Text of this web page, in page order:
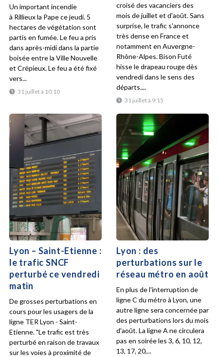
31 juillet à 10:10
Un important incendie
à Rillieux la Pape ce jeudi. 5
hectares de végétation sont
partis en fumée. Le feu a pris
dans après-midi dans la partie
boisée entre la Ville Nouvelle
et Crépieux. Le feu a été fixé
vers...
31 juillet à 9:15
croisé des vacanciers des
mois de juillet et d'août. Sans
surprise, le trafic s'annonce
très dense en France et
notamment en Auvergne-
Rhône-Alpes. Bison Futé
hisse le drapeau rouge dès
vendredi dans le sens des
départs....
Lyon – Saint-Etienne :
le trafic SNCF
perturbé ce vendredi
matin
De grosses perturbations en
cours pour les usagers de la
ligne TER Lyon - Saint-
Etienne. "Le trafic est très
perturbé en raison de travaux
sur les voies à proximité de
Lyon : des
perturbations sur le
réseau métro en août
En plus de l'interruption de
ligne C du métro à Lyon, une
autre ligne sera concernée par
des perturbations lors du mois
d'août. La ligne A ne circulera
pas en soirée les 3, 6, 10, 12,
13, 17, 20,...